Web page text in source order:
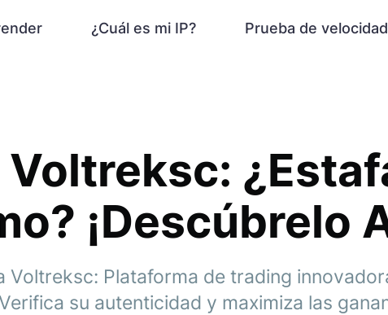
¿Cuál es mi IP? Prueba de velocidad
Voltreksc:
¡Descúbrelo
Voltreksc: Plataforma de trading
su autenticidad y maximiza las